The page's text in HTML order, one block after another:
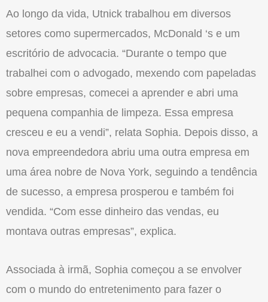
Ao longo da vida, Utnick trabalhou em diversos
setores como supermercados, McDonald ‘s e um
escritório de advocacia. “Durante o tempo que
trabalhei com o advogado, mexendo com papeladas
sobre empresas, comecei a aprender e abri uma
pequena companhia de limpeza. Essa empresa
cresceu e eu a vendi”, relata Sophia. Depois disso, a
nova empreendedora abriu uma outra empresa em
uma área nobre de Nova York, seguindo a tendência
de sucesso, a empresa prosperou e também foi
vendida. “Com esse dinheiro das vendas, eu
montava outras empresas”, explica.
Associada à irmã, Sophia começou a se envolver
com o mundo do entretenimento para fazer o